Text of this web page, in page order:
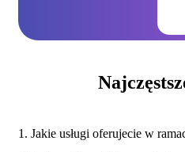
1. Jakie usługi oferujecie w